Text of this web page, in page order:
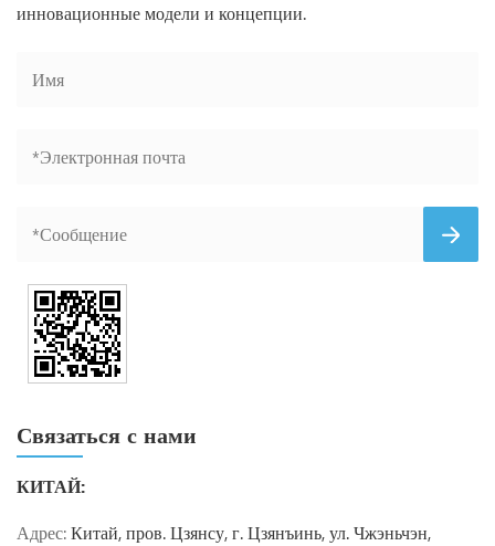
инновационные модели и концепции.
Связаться с нами
КИТАЙ:
Адрес:Китай, пров. Цзянсу, г. Цзянъинь, ул. Чжэньчэн,